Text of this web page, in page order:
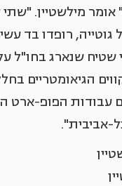
מילשטיין.
גוטייה, רופדו בד
שטיח שנארג בחו"ל
הגיאומטריים
הפופ-ארט